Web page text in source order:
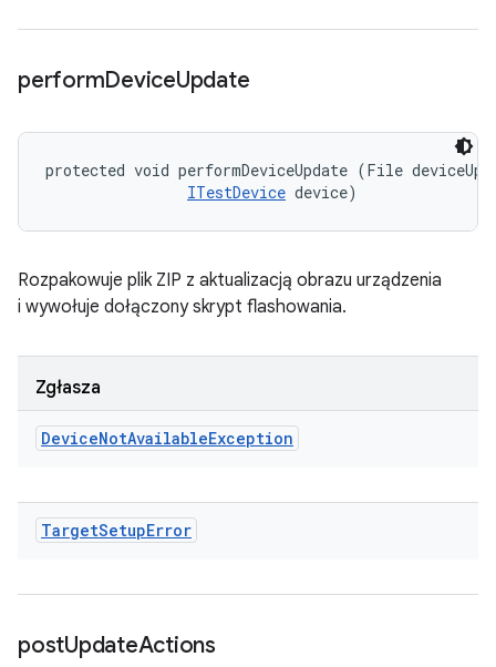
performDeviceUpdate
protected void performDeviceUpdate (File
ITestDevice device)
Rozpakowuje plik ZIP z aktualizacją obrazu urządzenia
i wywołuje dołączony skrypt flashowania.
Zgłasza
DeviceNotAvailableException
TargetSetupError
postUpdateActions